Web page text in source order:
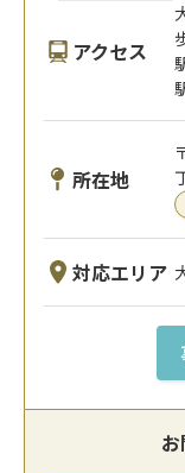
アクセス
所在地
対応エリア